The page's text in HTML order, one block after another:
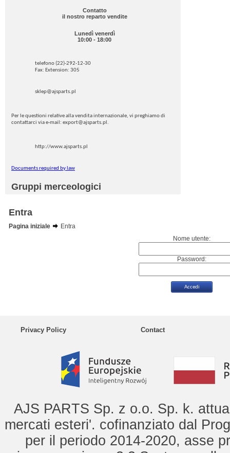
Contatto
il nostro reparto vendite
Lunedì venerdì
10:00 - 18:00
telefono (22)-292-12-30
Fax: Extension: 305
sklep@ajsparts.pl
Per le questioni relative alla vendita internazionale, vi preghiamo di
contattarci via e-mail: export@ajsparts.pl.
http://www.ajsparts.pl
Documents required by law
Gruppi merceologici
Entra
Pagina iniziale
Entra
Nome utente:
Password:
Privacy Policy Contact
AJS PARTS Sp. z o.o. Sp. k.
mercati esteri'. cofinanziato dal
per il periodo 2014-2020, asse